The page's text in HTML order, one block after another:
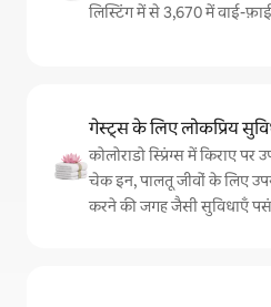
लिस्टिंग में से 3,670 में वाई-
गेस्ट्स के लिए लोकप्रिय
कोलोराडो स्प्रिंग्स में किराए
चेक इन, पालतू जीवों के लिए
करने की जगह जैसी सुविधाएँ